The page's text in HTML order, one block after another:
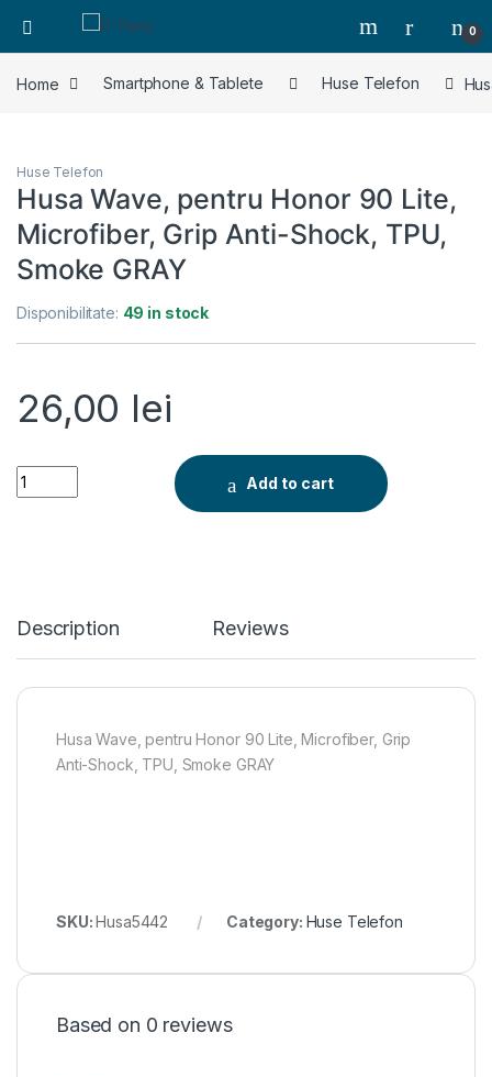
0
Home Smartphone & Tablete Huse Telefon
Huse Telefon
Husa Wave, pentru Honor 90 Lite,
Microfiber, Grip Anti-Shock, TPU,
Smoke GRAY
Disponibilitate: 49 in stock
26,00 lei
Husa Wave, pentru Honor 90 Lite, Microfiber, Grip Anti-
Add to cart
Description Reviews
Husa Wave, pentru Honor 90 Lite, Microfiber, Grip
Anti-Shock, TPU, Smoke GRAY
SKU:Husa5442 Category: Huse Telefon
Based on 0 reviews